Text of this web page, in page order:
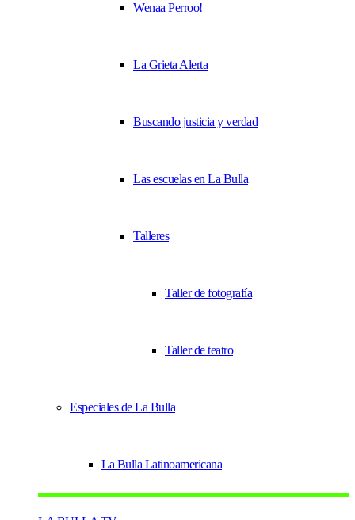
Wenaa Perroo!
La Grieta Alerta
Buscando justicia y verdad
Las escuelas en La Bulla
Talleres
Taller de fotografía
Taller de teatro
Especiales de La Bulla
La Bulla Latinoamericana